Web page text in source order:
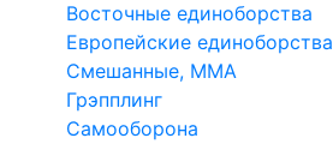
Восточные единоборства
Европейские единоборства
Смешанные, ММА
Грэпплинг
Самооборона